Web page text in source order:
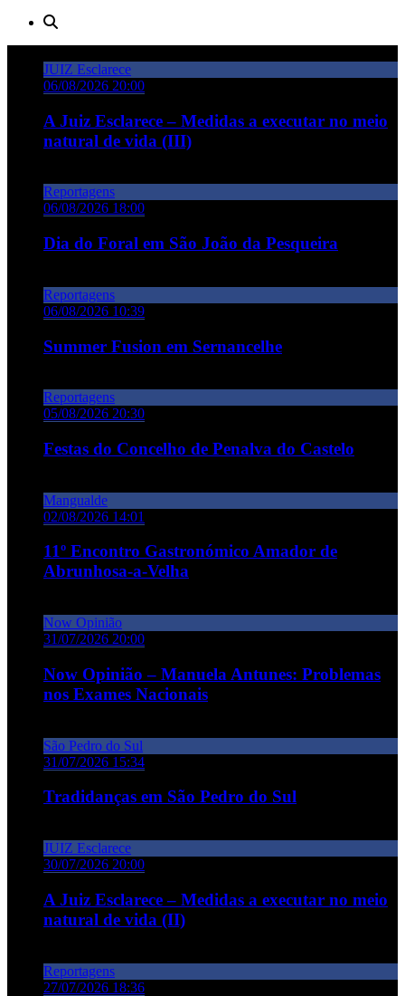
JUIZ Esclarece
06/08/2026 20:00
A Juiz Esclarece – Medidas a executar no meio
natural de vida (III)
Reportagens
06/08/2026 18:00
Dia do Foral em São João da Pesqueira
Reportagens
06/08/2026 10:39
Summer Fusion em Sernancelhe
Reportagens
05/08/2026 20:30
Festas do Concelho de Penalva do Castelo
Mangualde
02/08/2026 14:01
11º Encontro Gastronómico Amador de
Abrunhosa-a-Velha
Now Opinião
31/07/2026 20:00
Now Opinião – Manuela Antunes: Problemas
nos Exames Nacionais
São Pedro do Sul
31/07/2026 15:34
Tradidanças em São Pedro do Sul
JUIZ Esclarece
30/07/2026 20:00
A Juiz Esclarece – Medidas a executar no meio
natural de vida (II)
Reportagens
27/07/2026 18:36